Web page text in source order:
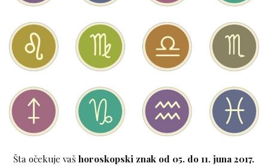
Šta očekuje vaš horoskopski znak od 05. do 11. juna 2017.